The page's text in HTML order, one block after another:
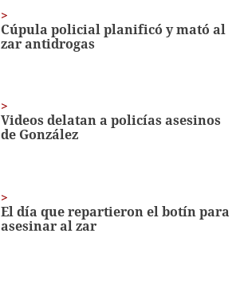
Cúpula policial planificó y mató al
zar antidrogas
Videos delatan a policías asesinos
de González
El día que repartieron el botín para
asesinar al zar